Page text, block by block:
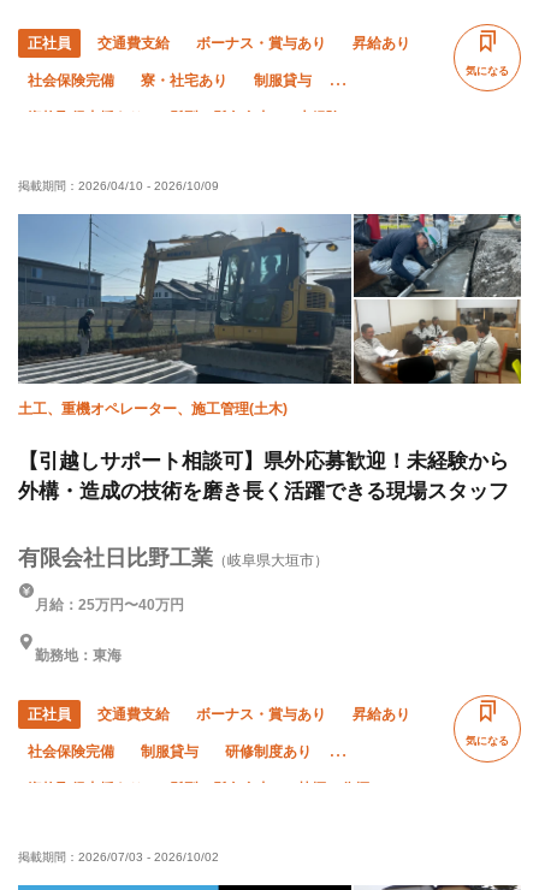
正社員 交通費支給 ボーナス・賞与あり 昇給あり
社会保険完備 寮・社宅あり 制服貸与
残業月20時間以下 土日休み
車・バイク通勤OK 完全週休二日制
気になる
掲載期間： 2026/04/10 - 2026/10/09
土工、重機オペレーター、施工管理(土木)
【引越しサポート相談可】県外応募歓迎！未経験から
外構・造成の技術を磨き長く活躍できる現場スタッフ
有限会社日比野工業 （岐阜県大垣市）
月給：25万円〜40万円
勤務地：東海
正社員 交通費支給 ボーナス・賞与あり 昇給あり
社会保険完備 制服貸与 研修制度あり
資格取得支援あり 髪型・髪色自由 禁煙・分煙
残業月10時間以下 土日休み
気になる
掲載期間： 2026/07/03 - 2026/10/02